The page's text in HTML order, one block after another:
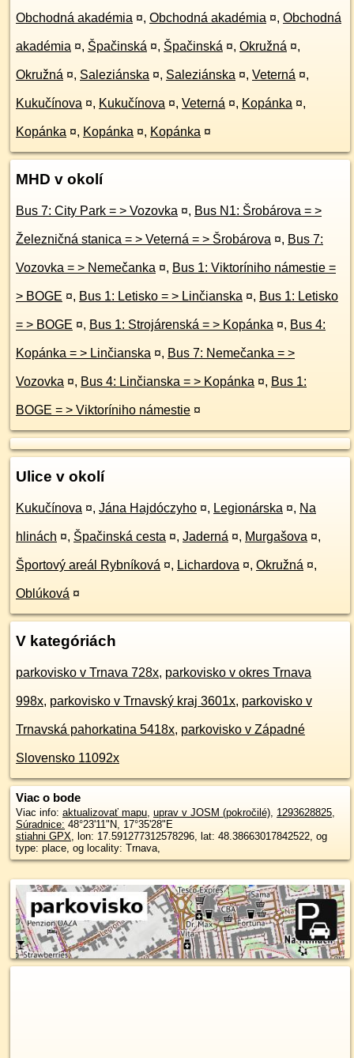
Obchodná akadémia ¤, Obchodná akadémia ¤, Obchodná
akadémia ¤, Špačinská ¤, Špačinská ¤, Okružná ¤,
Okružná ¤, Saleziánska ¤, Saleziánska ¤, Veterná ¤,
Kukučínova ¤, Kukučínova ¤, Veterná ¤, Kopánka ¤,
Kopánka ¤, Kopánka ¤, Kopánka ¤
MHD v okolí
Bus 7: City Park = > Vozovka ¤, Bus N1: Šrobárova = >
Železničná stanica = > Veterná = > Šrobárova ¤, Bus 7:
Vozovka = > Nemečanka ¤, Bus 1: Viktoríniho námestie =
> BOGE ¤, Bus 1: Letisko = > Linčianska ¤, Bus 1: Letisko
= > BOGE ¤, Bus 1: Strojárenská = > Kopánka ¤, Bus 4:
Kopánka = > Linčianska ¤, Bus 7: Nemečanka = >
Vozovka ¤, Bus 4: Linčianska = > Kopánka ¤, Bus 1:
BOGE = > Viktoríniho námestie ¤
Ulice v okolí
Kukučínova ¤, Jána Hajdóczyho ¤, Legionárska ¤, Na
hlinách ¤, Špačinská cesta ¤, Jaderná ¤, Murgašova ¤,
Športový areál Rybníková ¤, Lichardova ¤, Okružná ¤,
Oblúková ¤
V kategóriách
parkovisko v Trnava 728x, parkovisko v okres Trnava
998x, parkovisko v Trnavský kraj 3601x, parkovisko v
Trnavská pahorkatina 5418x, parkovisko v Západné
Slovensko 11092x
Viac o bode
Viac info: aktualizovať mapu, uprav v JOSM (pokročilé), 1293628825,
Súradnice: 48°23'11"N, 17°35'28"E
stiahni GPX, lon: 17.591277312578296, lat: 48.38663017842522, og
type: place, og locality: Trnava,